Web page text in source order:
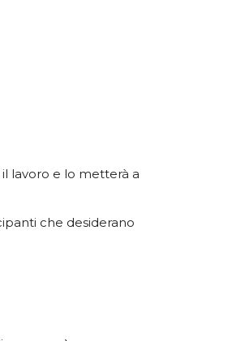
lavoro e lo metterà a
che desiderano